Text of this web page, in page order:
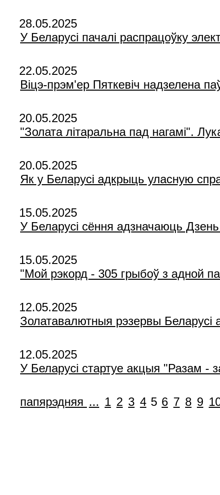
28.05.2025
У Беларусі пачалі распрацоўку
22.05.2025
Віцэ-прэм'ер Пяткевіч надзелена
20.05.2025
"Золата літаральна пад нагамі".
20.05.2025
Як у Беларусі адкрыць уласную
15.05.2025
У Беларусі сёння адзначаюць
15.05.2025
"Мой рэкорд - 305 грыбоў з адной
12.05.2025
Золатавалютныя рэзервы Беларусі
12.05.2025
У Беларусі стартуе акцыя "Разам -
папярэдняя ... 1 2 3 4 5 6 7 8 9